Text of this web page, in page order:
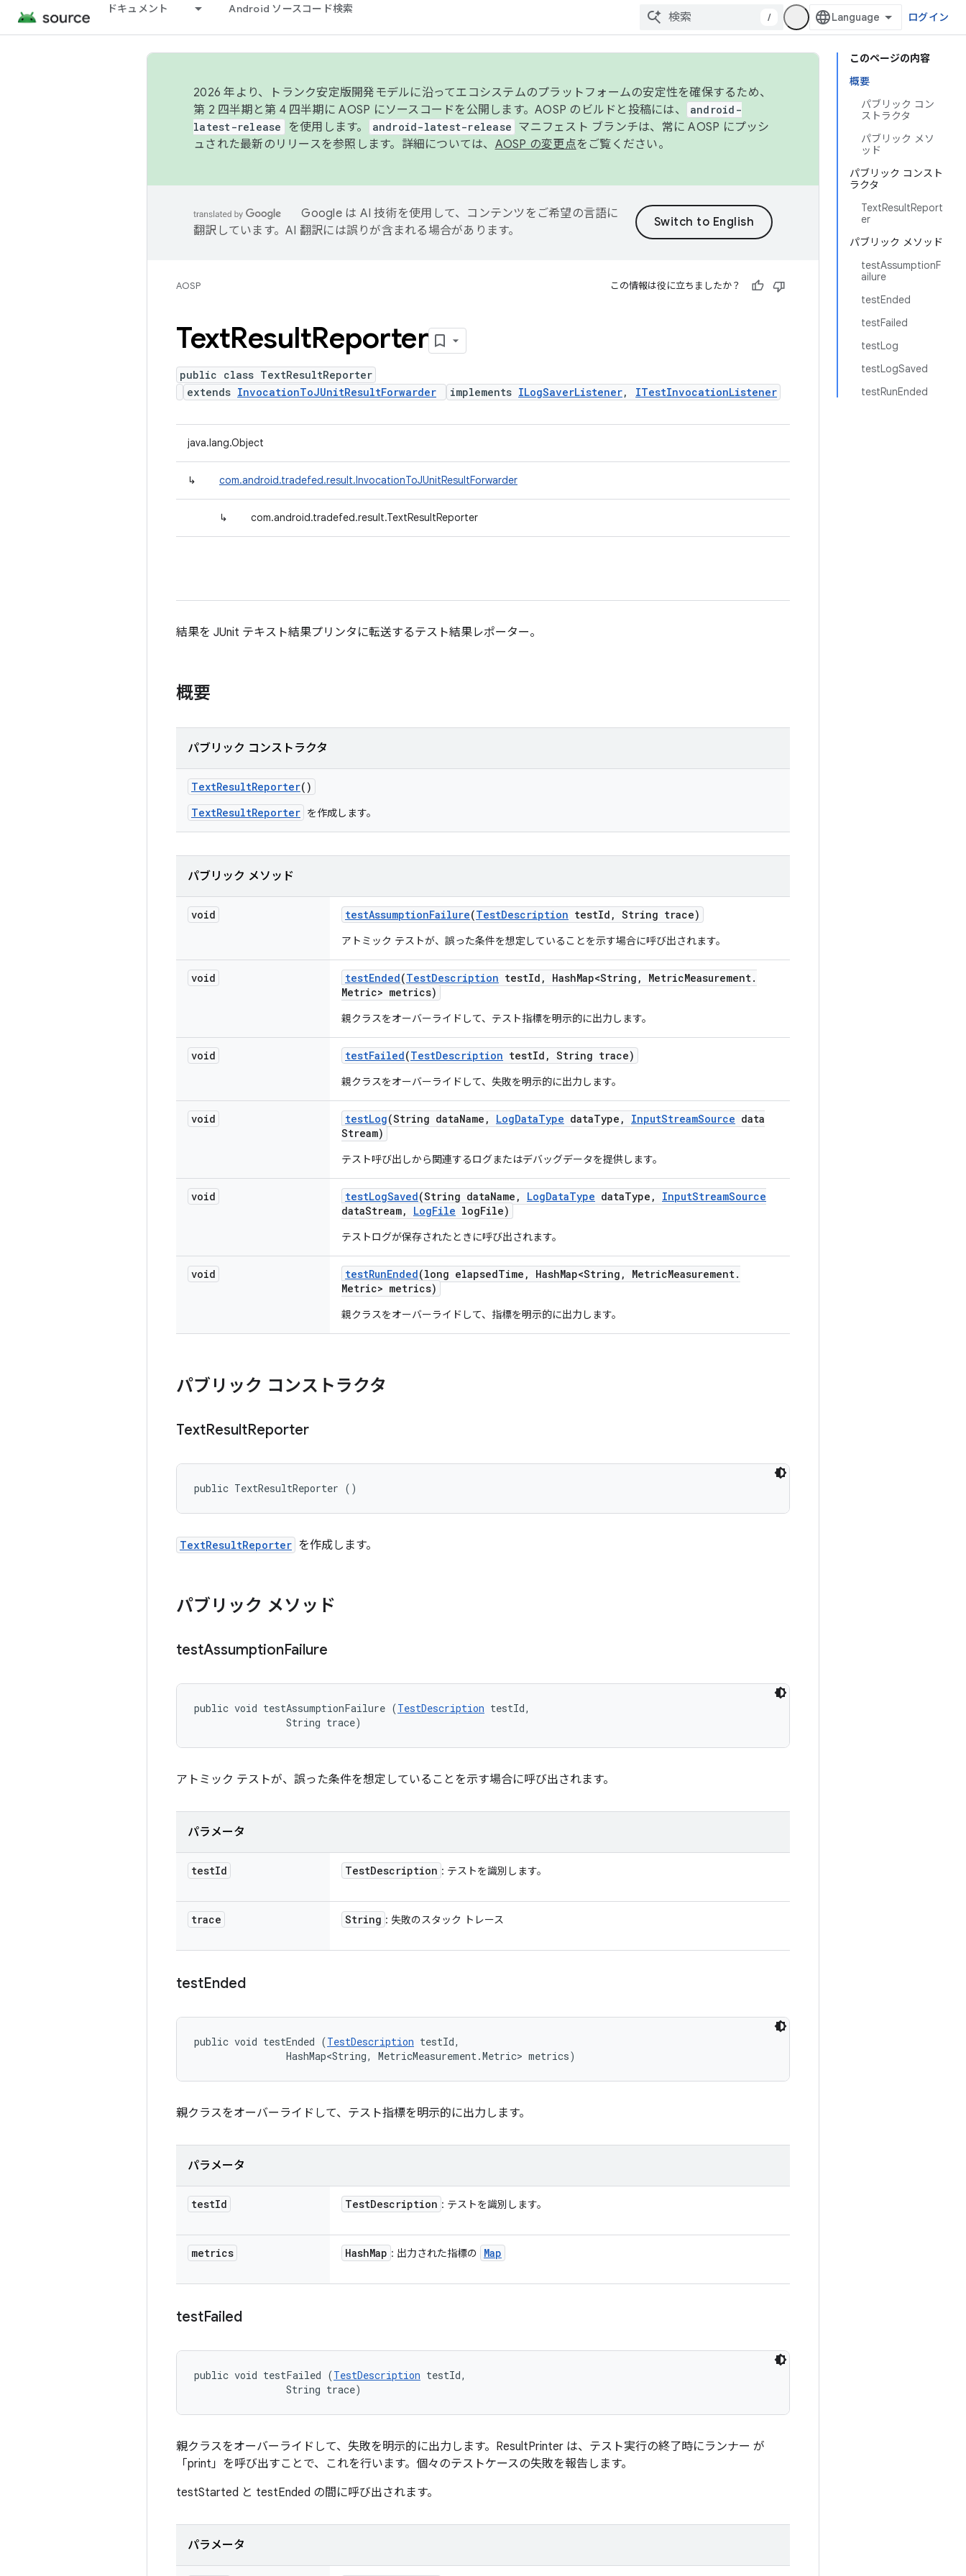
ドキュメント Android ソースコード検索
/ ログイン
このページの内容
概要
パブリック コン
ストラクタ
パブリック メソ
ッド
パブリック コンスト
ラクタ
TextResultReport
er
パブリック メソッド
testAssumptionF
ailure
testEnded
testFailed
testLog
testLogSaved
testRunEnded
2026 年より、トランク安定版開発モデルに沿ってエコシステムのプラットフォームの安定性を確保するため、
第 2 四半期と第 4 四半期に AOSP にソースコードを公開します。AOSP のビルドと投稿には、
android-
latest-release
を使用します。 android-latest-release マニフェスト ブランチは、常に AOSP にプッシ
ュされた最新のリリースを参照します。詳細については、 AOSP の変更点をご覧ください。
Google は AI 技術を使用して、コンテンツをご希望の言語に
翻訳しています。AI 翻訳には誤りが含まれる場合があります。
AOSP この情報は役に立ちましたか？
TextResultReporter
public class TextResultReporter
extends InvocationToJUnitResultForwarder implements ILogSaverListener, ITestInvocationListener
java.lang.Object
↳ com.android.tradefed.result.InvocationToJUnitResultForwarder
↳ com.android.tradefed.result.TextResultReporter
結果を JUnit テキスト結果プリンタに転送するテスト結果レポーター。
概要
パブリック コンストラクタ
TextResultReporter()
TextResultReporter を作成します。
パブリック メソッド
void testAssumptionFailure(TestDescription testId , String trace)
アトミック テストが、誤った条件を想定していることを示す場合に呼び出されます。
void testEnded(TestDescription testId , HashMap<String , MetricMeasurement.
Metric> metrics)
親クラスをオーバーライドして、テスト指標を明示的に出力します。
void testFailed(TestDescription testId , String trace)
親クラスをオーバーライドして、失敗を明示的に出力します。
void testLog(String dataName , LogDataType dataType , InputStreamSource data
Stream)
テスト呼び出しから関連するログまたはデバッグデータを提供します。
void testLogSaved(String dataName , LogDataType dataType , InputStreamSource
dataStream, LogFile logFile)
テストログが保存されたときに呼び出されます。
void testRunEnded(long elapsedTime , HashMap<String , MetricMeasurement.
Metric> metrics)
親クラスをオーバーライドして、指標を明示的に出力します。
パブリック コンストラクタ
TextResultReporter
public TextResultReporter ()
TextResultReporter を作成します。
パブリック メソッド
testAssumptionFailure
public void testAssumptionFailure (TestDescription testId,
                String trace)
アトミック テストが、誤った条件を想定していることを示す場合に呼び出されます。
パラメータ
testId TestDescription : テストを識別します。
trace String : 失敗のスタック トレース
testEnded
public void testEnded (TestDescription testId,
                HashMap<String, MetricMeasurement.Metric> metrics)
親クラスをオーバーライドして、テスト指標を明示的に出力します。
パラメータ
testId TestDescription : テストを識別します。
metrics HashMap : 出力された指標の Map
testFailed
public void testFailed (TestDescription testId,
                String trace)
親クラスをオーバーライドして、失敗を明示的に出力します。ResultPrinter は、テスト実行の終了時にランナー が
「print」を呼び出すことで、これを行います。個々のテストケースの失敗を報告します。
testStarted と testEnded の間に呼び出されます。
パラメータ